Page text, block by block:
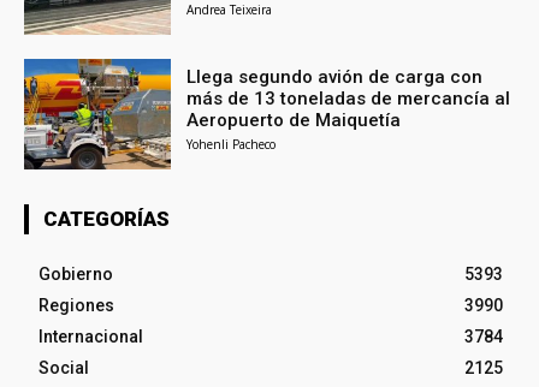
Andrea Teixeira
Llega segundo avión de carga con
más de 13 toneladas de mercancía al
Aeropuerto de Maiquetía
Yohenli Pacheco
CATEGORÍAS
Gobierno
5393
Regiones
3990
Internacional
3784
Social
2125